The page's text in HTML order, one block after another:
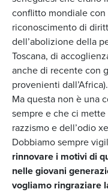
conflitto mondiale
riconoscimento di
dell’abolizione della
Toscana, di
anche di recente con
provenienti dall’Africa).
Ma questa non è una
sempre e che ci
razzismo e dell’odio
Dobbiamo sempre
rinnovare i motivi di
nelle giovani
vogliamo ringraziare